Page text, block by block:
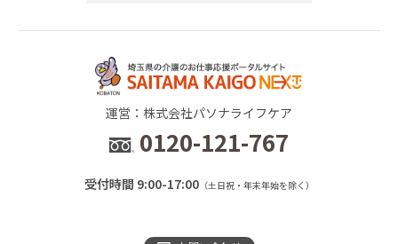
運営：株式会社パソナライフケア
0120-121-767
受付時間 9:00-17:00（土日祝・年末年始を除く）